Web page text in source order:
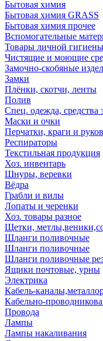
Бытовая химия
Бытовая химия GRASS
Бытовая химия прочее
Вспомогательные
Товары личной гигиены
Чистящие и моющие
Замочно-скобяные
Замки
Плёнки, скотчи, ленты
Полив
Спец. одежда, средства
Маски и очки
Перчатки, краги и
Респираторы
Текстильная продукция
Хоз. инвентарь
Шнуры, веревки
Вёдра
Грабли и вилы
Лопаты и черенки
Хоз. товары разное
Щетки,
Шланги поливочные
Шланги поливочные
Шланги поливочные
Ящики почтовые, урны
Электрика
Кабель-
Кабельно-
Провода
Лампы
Лампы накаливания